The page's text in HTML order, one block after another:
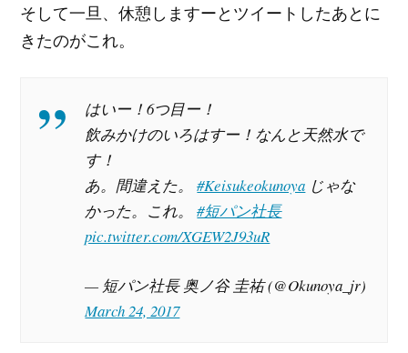
そして一旦、休憩しますーとツイートしたあとに
きたのがこれ。
はいー！6つ目ー！
飲みかけのいろはすー！なんと天然水で
す！
あ。間違えた。#Keisukeokunoya じゃな
かった。これ。#短パン社長
pic.twitter.com/XGEW2J93uR
— 短パン社長 奥ノ谷 圭祐 (@Okunoya_jr)
March 24, 2017